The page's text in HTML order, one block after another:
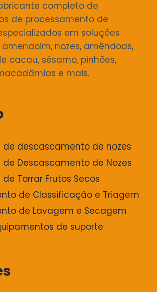
completo de
de processamento de
em soluções
nozes, amêndoas,
cacau, sésamo, pinhões,
e mais.
de descascamento de nozes
de Descascamento de Nozes
Torrar Frutos Secos
de Classificação e Triagem
de Lavagem e Secagem
de suporte